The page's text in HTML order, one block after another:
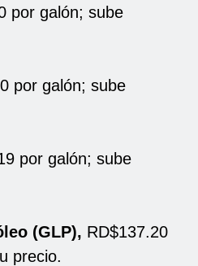
por galón; sube
por galón; sube
por galón; sube
(GLP), RD$137.20
precio.